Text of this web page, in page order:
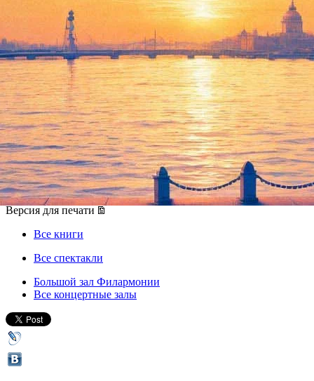
Светлана Крючкова
расскажет о Давиде
Самойлове
03 июня 2015, среда,20.00
Версия для печати
Все книги
Все спектакли
Большой зал Филармонии
Все концертные залы